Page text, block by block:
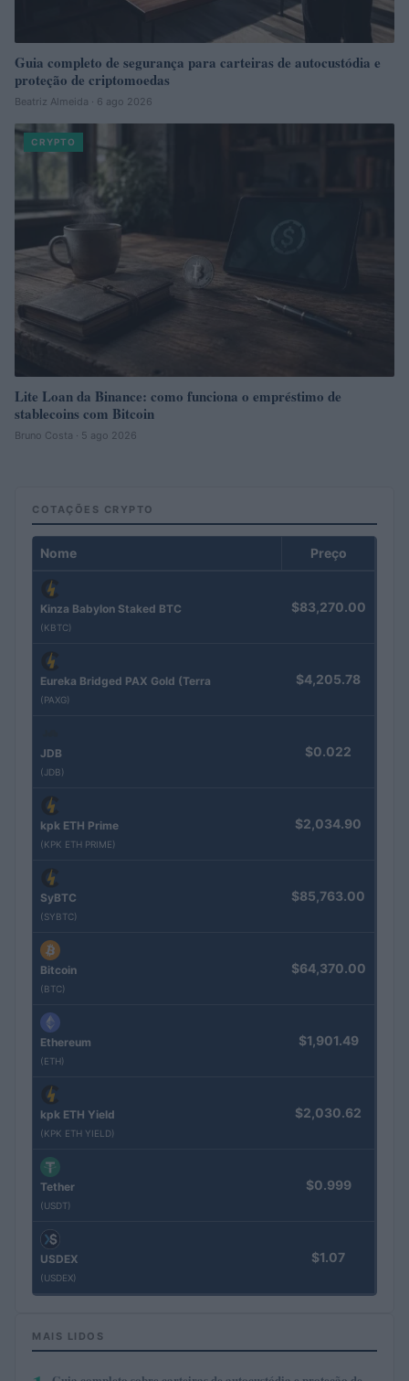
Guia completo de segurança para carteiras de autocustódia e
proteção de criptomoedas
Beatriz Almeida · 6 ago 2026
CRYPTO
Lite Loan da Binance: como funciona o empréstimo de
stablecoins com Bitcoin
Bruno Costa · 5 ago 2026
COTAÇÕES CRYPTO
Nome Preço
Kinza Babylon Staked BTC
(KBTC)
$83,270.00
Eureka Bridged PAX Gold (Terra
(PAXG)
$4,205.78
JDB
(JDB)
$0.022
kpk ETH Prime
(KPK ETH PRIME)
$2,034.90
SyBTC
(SYBTC)
$85,763.00
Bitcoin
(BTC)
$64,370.00
Ethereum
(ETH)
$1,901.49
kpk ETH Yield
(KPK ETH YIELD)
$2,030.62
Tether
(USDT)
$0.999
USDEX
(USDEX)
$1.07
MAIS LIDOS